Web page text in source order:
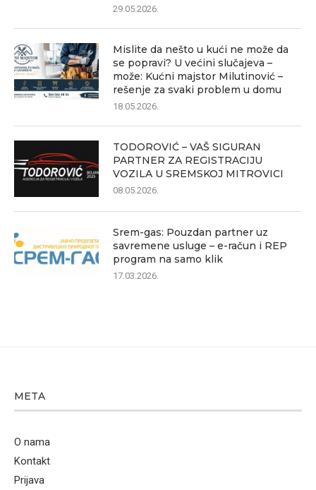
29.05.2026.
Mislite da nešto u kući ne može da
se popravi? U većini slučajeva –
može: Kućni majstor Milutinović –
rešenje za svaki problem u domu
18.05.2026.
TODOROVIĆ – VAŠ SIGURAN
PARTNER ZA REGISTRACIJU
VOZILA U SREMSKOJ MITROVICI
08.05.2026.
Srem-gas: Pouzdan partner uz
savremene usluge – e-račun i REP
program na samo klik
17.03.2026.
META
O nama
Kontakt
Prijava